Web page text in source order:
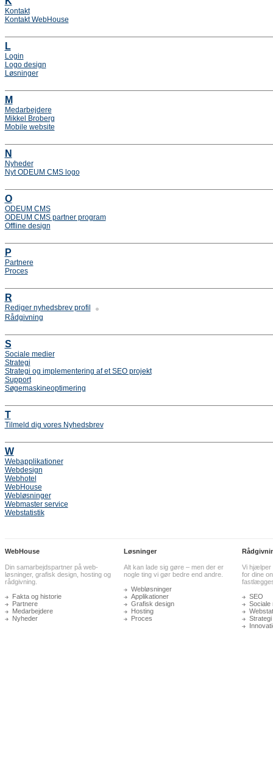
Kontakt
Kontakt WebHouse
L
Login
Logo design
Løsninger
M
Medarbejdere
Mikkel Broberg
Mobile website
N
Nyheder
Nyt ODEUM CMS logo
O
ODEUM CMS
ODEUM CMS partner program
Offline design
P
Partnere
Proces
R
Rediger nyhedsbrev profil
Rådgivning
S
Sociale medier
Strategi
Strategi og implementering af et SEO projekt
Support
Søgemaskineoptimering
T
Tilmeld dig vores Nyhedsbrev
W
Webapplikationer
Webdesign
Webhotel
WebHouse
Webløsninger
Webmaster service
Webstatistik
WebHouse
Din samarbejdspartner på web-
løsninger, grafisk design, hosting og
rådgivning.
Fakta og historie
Partnere
Medarbejdere
Nyheder
Løsninger
Alt kan lade sig gøre – men der er
nogle ting vi gør bedre end andre.
Webløsninger
Applikationer
Grafisk design
Hosting
Proces
Vi hjælper
for dine
SEO
Sociale
Strategi